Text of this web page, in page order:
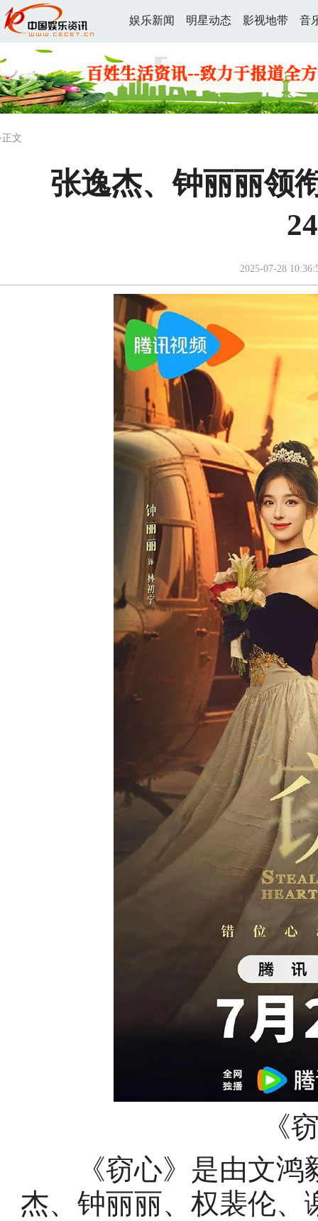
娱乐新闻 明星动态 影视地带 音
文
张逸杰、钟丽丽领
2025-07-28
《
《窃心》是由文鸿
杰、钟丽丽、权裴伦、